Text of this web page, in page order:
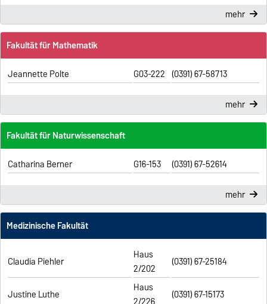
mehr
Fakultät für Mathematik
Jeannette Polte
G03-222 (0391) 67-58713
mehr
Fakultät für Naturwissenschaft
Catharina Berner
G16-153 (0391) 67-52614
mehr
Medizinische Fakultät
Claudia Piehler
Haus
2/202
(0391) 67-25184
Justine Luthe
Haus
(0391) 67-15173